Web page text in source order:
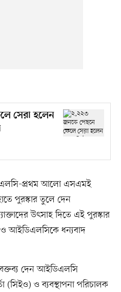
সেরা হলেন
প্রথম আলো এসএমই
পুরস্কার তুলে দেন
উৎসাহ দিতে এই পুরস্কার
ধন্যবাদ
দেন আইডিএলসি
(সিইও) ও ব্যবস্থাপনা পরিচালক